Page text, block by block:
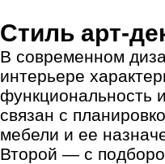
Стиль арт-
В современном
интерьере
функциональность
связан с
мебели и ее
Второй — с